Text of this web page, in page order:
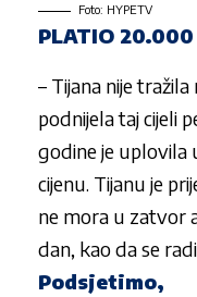
Foto: HYPETV
PLATIO
– Tijana nije
podnijela taj cijeli
godine je uplovila
cijenu. Tijanu je
ne mora u zatvor
dan, kao da se
Podsjetimo,